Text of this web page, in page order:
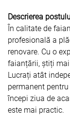
Descrierea
În calitate de
profesională a
renovare. Cu o
faianțării, știți
Lucrați atât
permanent
începi ziua de
este mai practic.